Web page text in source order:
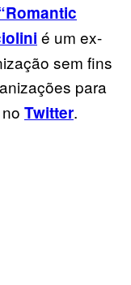
é um ex-
sem fins
para
Twitter.